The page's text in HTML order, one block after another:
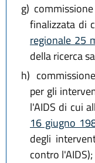
g)
finalizzata di
regionale 25
della ricerca
h)
per gli
l'AIDS di cui
16 giugno
degli
contro l'AIDS);